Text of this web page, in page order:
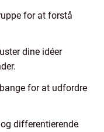
for at forstå
dine idéer
for at udfordre
differentierende